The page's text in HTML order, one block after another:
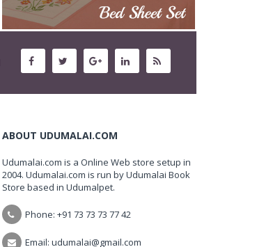
ABOUT UDUMALAI.COM
Udumalai.com is a Online Web store setup in
2004. Udumalai.com is run by Udumalai Book
Store based in Udumalpet.
Phone: +91 73 73 73 77 42
Email: udumalai@gmail.com